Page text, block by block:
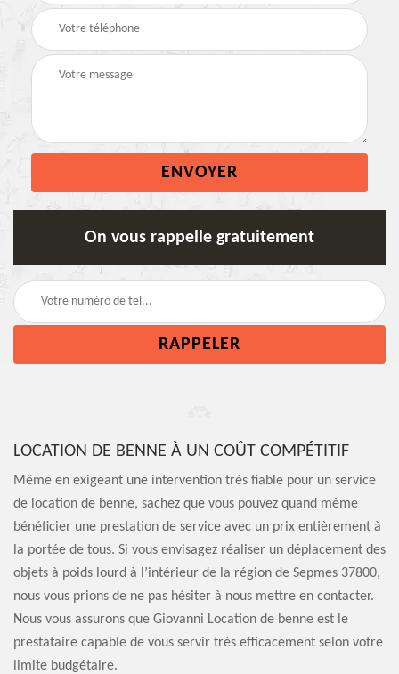
On vous rappelle gratuitement
LOCATION DE BENNE À UN COÛT COMPÉTITIF
Même en exigeant une intervention très fiable pour un service
de location de benne, sachez que vous pouvez quand même
bénéficier une prestation de service avec un prix entièrement à
la portée de tous. Si vous envisagez réaliser un déplacement des
objets à poids lourd à l’intérieur de la région de Sepmes 37800,
nous vous prions de ne pas hésiter à nous mettre en contacter.
Nous vous assurons que Giovanni Location de benne est le
prestataire capable de vous servir très efficacement selon votre
limite budgétaire.